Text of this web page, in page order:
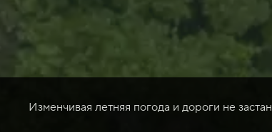
Изменчивая летняя погода и дороги не